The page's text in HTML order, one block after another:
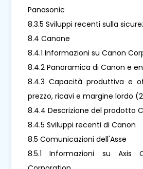
Panasonic
8.3.5 Sviluppi recenti sulla
8.4 Canone
8.4.1 Informazioni su Canon
8.4.2 Panoramica di Canon e
8.4.3 Capacità produttiva e
prezzo, ricavi e margine lordo
8.4.4 Descrizione del prodotto
8.4.5 Sviluppi recenti di Canon
8.5 Comunicazioni dell'Asse
8.5.1 Informazioni su Axis